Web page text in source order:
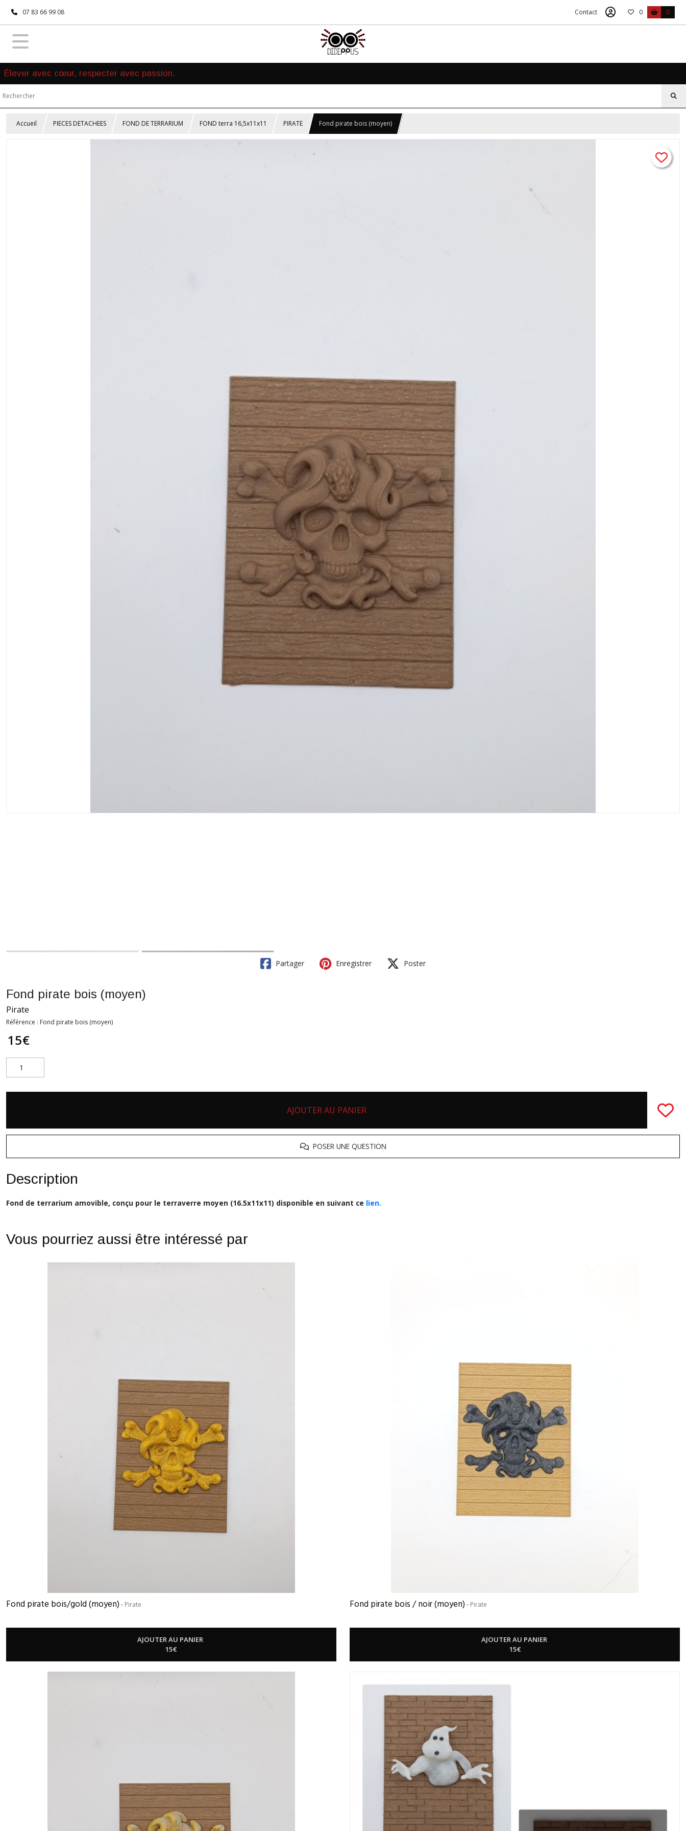
07 83 66 99 08 Contact 0 0
Élever avec cœur, respecter avec passion.
Accueil PIECES DETACHEES FOND DE TERRARIUM FOND terra 16,5x11x11 PIRATE Fond pirate bois (moyen)
Partager Enregistrer Poster
Fond pirate bois (moyen)
Pirate
Référence : Fond pirate bois (moyen)
15€
AJOUTER AU PANIER
POSER UNE QUESTION
Description
Fond de terrarium amovible, conçu pour le terraverre moyen (16.5x11x11) disponible en suivant ce lien.
Vous pourriez aussi être intéressé par
Fond pirate bois/gold (moyen) - Pirate
AJOUTER AU PANIER
15€
Fond pirate bois / noir (moyen) - Pirate
AJOUTER AU PANIER
15€